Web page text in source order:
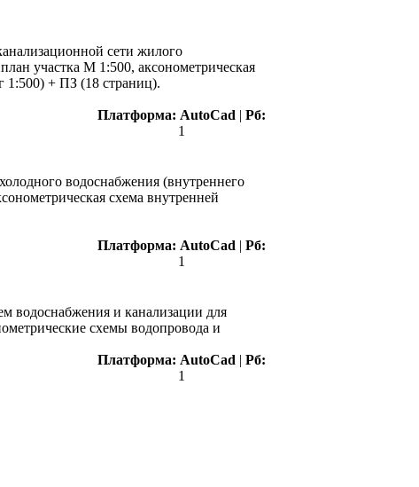
сети жилого
участка М 1:500, аксонометрическая
1:500) + ПЗ (18 страниц).
Платформа: AutoCad | Рб:
1
водоснабжения (внутреннего
схема внутренней
Платформа: AutoCad | Рб:
1
водоснабжения и канализации для
схемы водопровода и
Платформа: AutoCad | Рб:
1